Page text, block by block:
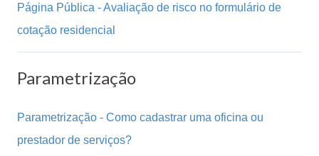
Página Pública - Avaliação de risco no formulário de
cotação residencial
Parametrização
Parametrização - Como cadastrar uma oficina ou
prestador de serviços?